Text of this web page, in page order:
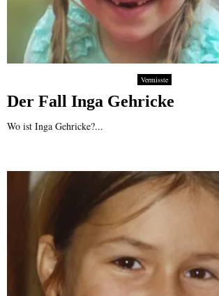
Vermisste
Der Fall Inga Gehricke
Wo ist Inga Gehricke?...